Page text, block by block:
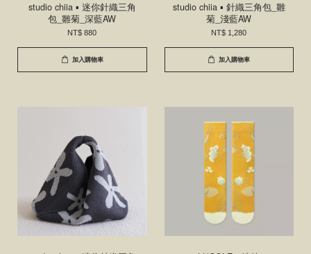
studio chiia ▪ 迷你針織三角
包_雛菊_深藍AW
NT$ 880
加入購物車
studio chiia ▪ 針織三角包_雛
菊_淺藍AW
NT$ 1,280
加入購物車